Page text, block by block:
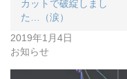
カットで破綻しまし
た…（涙）
2019年1月4日
お知らせ